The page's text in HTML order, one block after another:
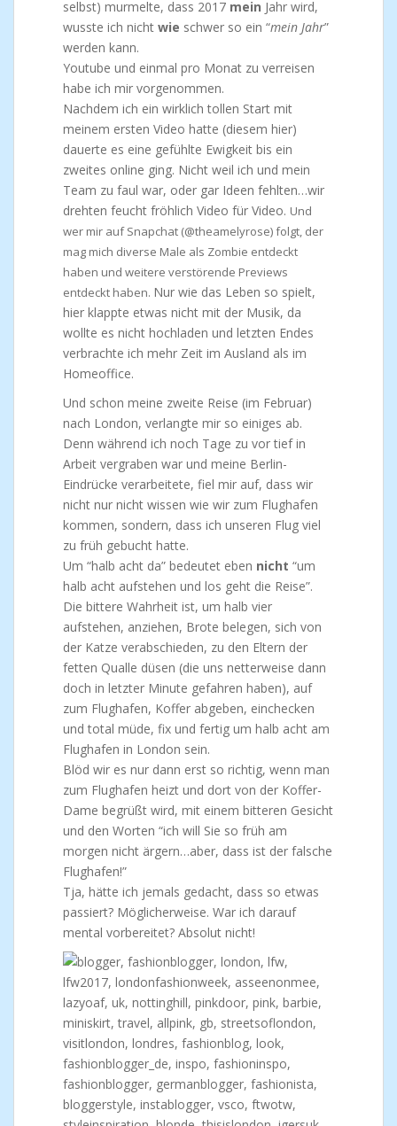
selbst) murmelte, dass 2017 mein Jahr wird,
wusste ich nicht wie schwer so ein “mein Jahr”
werden kann.
Youtube und einmal pro Monat zu verreisen
habe ich mir vorgenommen.
Nachdem ich ein wirklich tollen Start mit
meinem ersten Video hatte (diesem hier)
dauerte es eine gefühlte Ewigkeit bis ein
zweites online ging. Nicht weil ich und mein
Team zu faul war, oder gar Ideen fehlten…wir
drehten feucht fröhlich Video für Video. Und
wer mir auf Snapchat (@theamelyrose) folgt, der
mag mich diverse Male als Zombie entdeckt
haben und weitere verstörende Previews
entdeckt haben. Nur wie das Leben so spielt,
hier klappte etwas nicht mit der Musik, da
wollte es nicht hochladen und letzten Endes
verbrachte ich mehr Zeit im Ausland als im
Homeoffice.
Und schon meine zweite Reise (im Februar)
nach London, verlangte mir so einiges ab.
Denn während ich noch Tage zu vor tief in
Arbeit vergraben war und meine Berlin-
Eindrücke verarbeitete, fiel mir auf, dass wir
nicht nur nicht wissen wie wir zum Flughafen
kommen, sondern, dass ich unseren Flug viel
zu früh gebucht hatte.
Um “halb acht da” bedeutet eben nicht “um
halb acht aufstehen und los geht die Reise”.
Die bittere Wahrheit ist, um halb vier
aufstehen, anziehen, Brote belegen, sich von
der Katze verabschieden, zu den Eltern der
fetten Qualle düsen (die uns netterweise dann
doch in letzter Minute gefahren haben), auf
zum Flughafen, Koffer abgeben, einchecken
und total müde, fix und fertig um halb acht am
Flughafen in London sein.
Blöd wir es nur dann erst so richtig, wenn man
zum Flughafen heizt und dort von der Koffer-
Dame begrüßt wird, mit einem bitteren Gesicht
und den Worten “ich will Sie so früh am
morgen nicht ärgern…aber, dass ist der falsche
Flughafen!”
Tja, hätte ich jemals gedacht, dass so etwas
passiert? Möglicherweise. War ich darauf
mental vorbereitet? Absolut nicht!